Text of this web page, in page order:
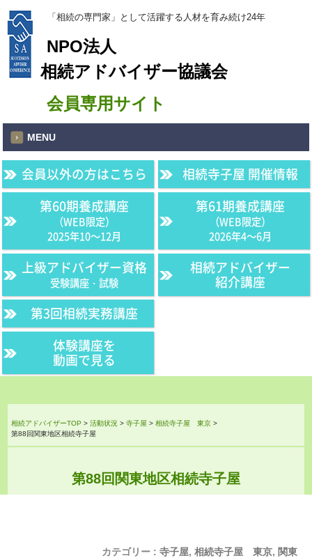
「相続の専門家」として活躍する人材を育み続け24年
NPO法人
相続アドバイザー協議会
会員専用サイト
MENU
会員以外の方はこちら
相続寺子屋 開催情報
第60期養成講座
（WEB限定）
2025年10〜12月
第61期養成講座
（WEB限定）
2026年4〜6月
上級アドバイザー資格
受験講座・試験
第3回相続実務講座
相続アドバイザー
紹介講座
体験講座を
動画で見る
相続アドバイザーTOP >活動状況 >寺子屋 >相続寺子屋 東京 >
第88回関東地区相続寺子屋
第88回関東地区相続寺子屋
カテゴリー : 寺子屋, 相続寺子屋 東京, 関東